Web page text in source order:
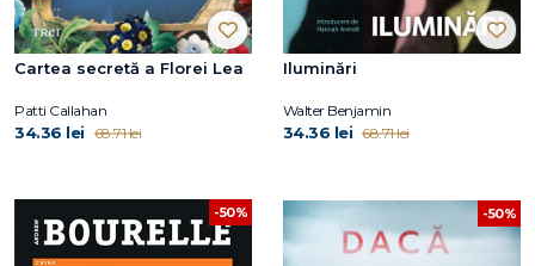
Cartea secretă a Florei Lea
Patti Callahan
34.36 lei 68.71 lei
Iluminări
Walter Benjamin
34.36 lei 68.71 lei
-50% -50%